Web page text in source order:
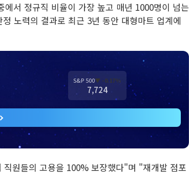
서 정규직 비율이 가장 높고 매년 1000명이 넘는
노력의 결과로 최근 3년 동안 대형마트 업계에
S&P 500▼ -0.17%
7,724
원들의 고용을 100% 보장했다"며 "재개발 점포